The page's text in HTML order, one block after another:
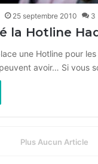
25 septembre 2010 3
la Hotline
une Hotline pour
avoir… Si vous
Plus Aucun Article